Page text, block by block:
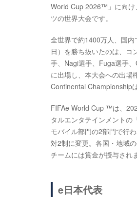
World Cup 2026™」に向け
ツの世界大会です。
全世界で約1400万人、国
日）を勝ち抜いたのは、コ
手、Nagi選手、Fuga選手
に出場し、本大会への出場
Continental Championship
FIFAe World Cup ™は、
タルエンタテインメント
モバイル部門の2部門で行
対2制に変更。各国・地域
チームには賞金が授与され
e日本代表